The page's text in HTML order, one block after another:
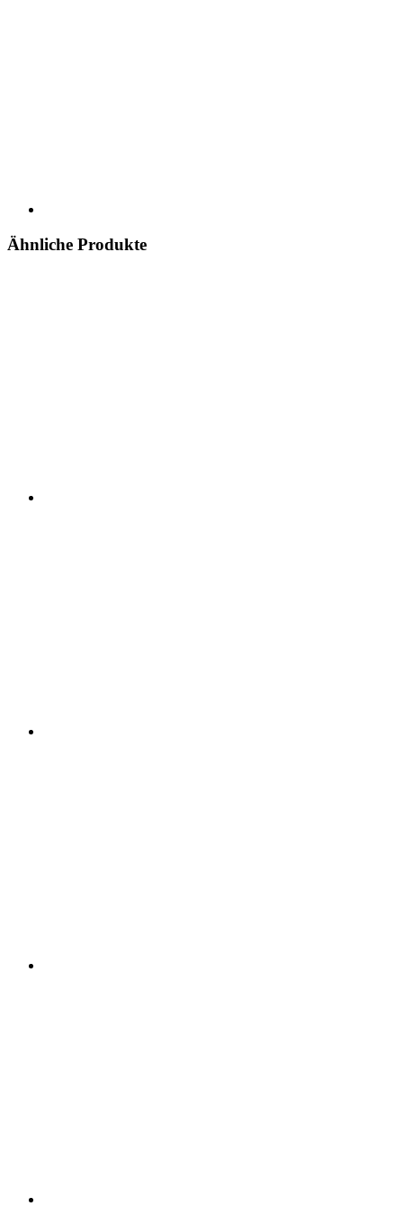
Ähnliche Produkte